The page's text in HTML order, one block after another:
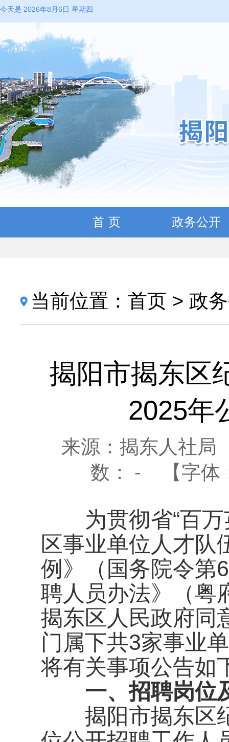
今天是 2026年8月6日 星期四
首 页 政务公开
当前位置： 首页 > 政
揭阳市揭东区
2025年
来源：揭东人社局
数：
- 【字体
为贯彻省“百万
区事业单位人才队
例》（国务院令第
聘人员办法》（粤
揭东区人民政府同
门属下共3家事业
将有关事项公告如
一、招聘岗位
揭阳市揭东区纪